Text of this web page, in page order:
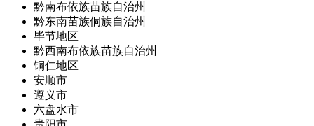
黔南布依族苗族自治州
黔东南苗族侗族自治州
毕节地区
黔西南布依族苗族自治州
铜仁地区
安顺市
遵义市
六盘水市